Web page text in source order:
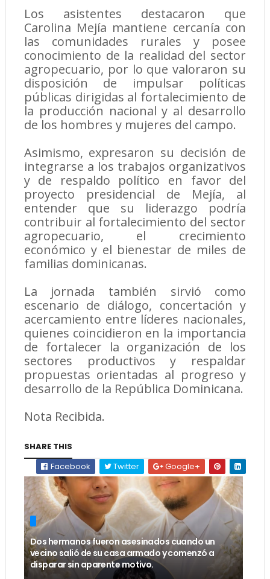
Los asistentes destacaron que
Carolina Mejía mantiene cercanía con
las comunidades rurales y posee
conocimiento de la realidad del sector
agropecuario, por lo que valoraron su
disposición de impulsar políticas
públicas dirigidas al fortalecimiento de
la producción nacional y al desarrollo
de los hombres y mujeres del campo.
Asimismo, expresaron su decisión de
integrarse a los trabajos organizativos
y de respaldo político en favor del
proyecto presidencial de Mejía, al
entender que su liderazgo podría
contribuir al fortalecimiento del sector
agropecuario, el crecimiento
económico y el bienestar de miles de
familias dominicanas.
La jornada también sirvió como
escenario de diálogo, concertación y
acercamiento entre líderes nacionales,
quienes coincidieron en la importancia
de fortalecer la organización de los
sectores productivos y respaldar
propuestas orientadas al progreso y
desarrollo de la República Dominicana.
Nota Recibida.
SHARE THIS
Facebook
Twitter Google+
Dos hermanos fueron asesinados cuando un
vecino salió de su casa armado y comenzó a
disparar sin aparente motivo.